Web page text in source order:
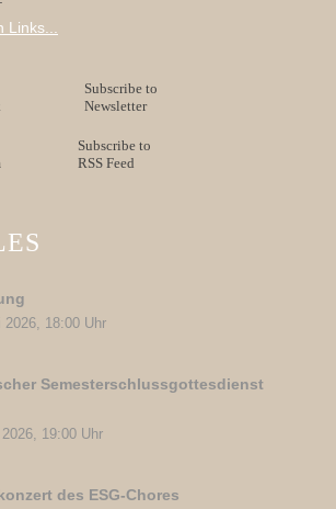
Links...
Subscribe to
Newsletter
Subscribe to
RSS Feed
2026, 18:00 Uhr
Semesterschlussgottesdienst
19:00 Uhr
des ESG-Chores